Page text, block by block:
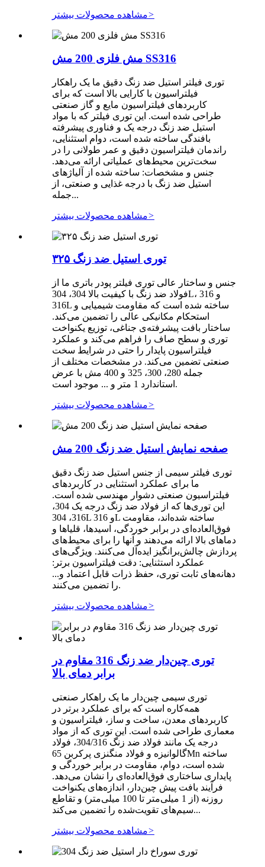
مشاهده محصولات بیشتر>
مش فلزی 200 مش SS316
توری فیلتر استیل ضد زنگ دقیق ما یک راهکار
فیلتراسیون با کارایی بالا است که برای
کاربردهای فیلتراسیون مایع و گاز صنعتی
طراحی شده است. این توری فیلتر که با مواد
استیل ضد زنگ درجه یک و فناوری پیشرفته
بافندگی ساخته شده است، دوام استثنایی،
راندمان فیلتراسیون دقیق و عمر طولانی را در
سخت‌ترین محیط‌های عملیاتی ارائه می‌دهد.
جنس و مشخصات: ساخته شده از آلیاژهای
استیل ضد زنگ با درجه غذایی و صنعتی، از
جمله...
مشاهده محصولات بیشتر>
توری استیل ضد زنگ ۳۲۵
جنس و ساختار عالی توری فیلتر پودر باتری ما از
فولاد ضد زنگ با کیفیت بالا 304، 304L، 316 و
316L ساخته شده است که مقاومت شیمیایی و
استحکام مکانیکی عالی را تضمین می‌کند.
ساختار بافت پیشرفته‌ی جناغی، توزیع یکنواخت
توری و سطح صاف را فراهم می‌کند و عملکرد
فیلتراسیون پایدار را حتی در شرایط سخت
صنعتی تضمین می‌کند. در مشخصات مختلف از
جمله 280، 300، 325 و 400 مش با عرض
استاندارد 1 متر و ... موجود است.
مشاهده محصولات بیشتر>
صفحه نمایش استیل ضد زنگ 200 مش
توری فیلتر سیمی از جنس استیل ضد زنگ دقیق
ما برای عملکرد استثنایی در کاربردهای
فیلتراسیون صنعتی دشوار مهندسی شده است.
این توری‌ها که از فولاد ضد زنگ درجه یک 304،
316، 304L و 316L ساخته شده‌اند، مقاومت
فوق‌العاده‌ای در برابر خوردگی، اسیدها، قلیاها و
دماهای بالا ارائه می‌دهند و آنها را برای محیط‌های
پردازش چالش‌برانگیز ایده‌آل می‌کنند. ویژگی‌های
عملکرد استثنایی: دقت فیلتراسیون برتر:
دهانه‌های ثابت توری، حفظ ذرات قابل اعتماد و...
را تضمین می‌کنند.
مشاهده محصولات بیشتر>
توری چین‌دار ضد زنگ 316 مقاوم در
برابر دمای بالا
توری سیمی چین‌دار ما یک راهکار صنعتی
همه‌کاره است که برای عملکرد برتر در
کاربردهای معدن، ساخت و ساز، فیلتراسیون و
معماری طراحی شده است. این توری که از مواد
درجه یک مانند فولاد ضد زنگ 304/316، فولاد
گالوانیزه و فولاد منگنزی پرکربن 65Mn ساخته
شده است، دوام، مقاومت در برابر خوردگی و
پایداری ساختاری فوق‌العاده‌ای را نشان می‌دهد.
فرآیند بافت پیش چین‌دار، اندازه‌های یکنواخت
روزنه (از 1 میلی‌متر تا 100 میلی‌متر) و تقاطع
سیم‌های تقویت‌شده را تضمین می‌کند...
مشاهده محصولات بیشتر>